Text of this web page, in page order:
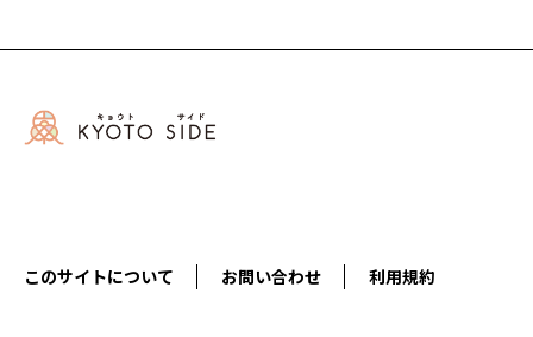
このサイトについて お問い合わせ 利用規約